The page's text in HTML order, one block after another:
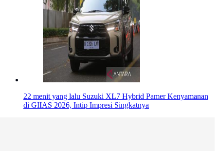
22 menit yang lalu Suzuki XL7 Hybrid Pamer Kenyamanan
di GIIAS 2026, Intip Impresi Singkatnya